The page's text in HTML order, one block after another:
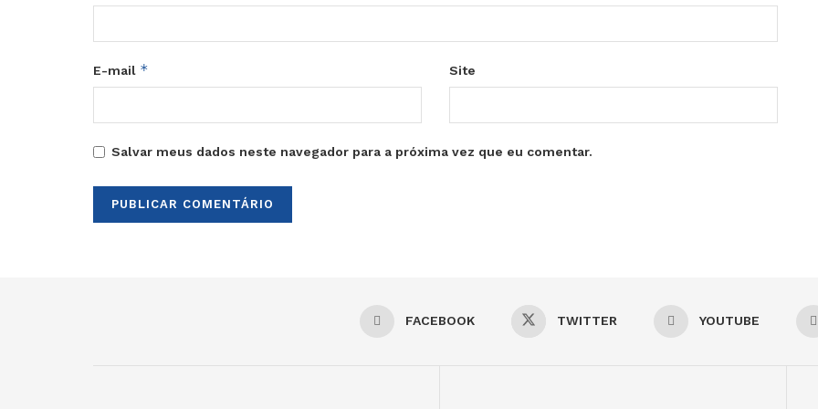
E-mail * Site
Salvar meus dados neste navegador para a próxima vez que eu comentar.
FACEBOOK TWITTER YOUTUBE